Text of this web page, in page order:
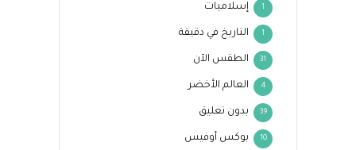
إسلاميات 1
التاريخ في دقيقة 1
الطقس الآن 31
العالم الأخضر 4
بدون تعليق 39
بوكس أوفيس 10